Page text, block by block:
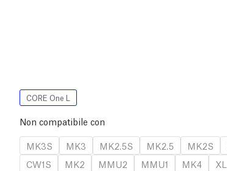
CORE One L
Non compatibile con
MK3S
MK3 MK2.5S MK2.5 MK2S
CW1S
MK2 MMU2 MMU1 MK4 XL